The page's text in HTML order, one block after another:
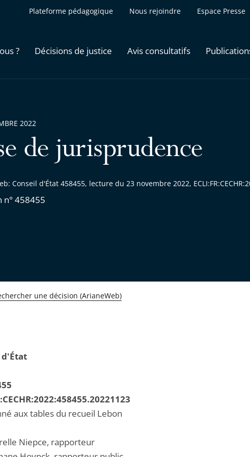
Plateforme pédagogique Nous rejoindre Espace Presse
? Décisions de justice Avis consultatifs
de jurisprudence
Conseil d'État 458455, lecture du 23 novembre 2022,
n° 458455
2022
une décision (ArianeWeb)
d'État
aux tables du recueil Lebon
Niepce, rapporteur